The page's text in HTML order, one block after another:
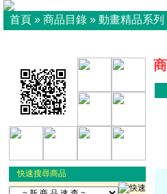
首頁 » 商品目錄 » 動畫精品系列
快速搜尋商品